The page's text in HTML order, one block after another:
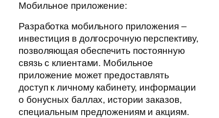
Мобильное приложение:
Разработка мобильного приложения –
инвестиция в долгосрочную перспективу,
позволяющая обеспечить постоянную
связь с клиентами. Мобильное
приложение может предоставлять
доступ к личному кабинету, информации
о бонусных баллах, истории заказов,
специальным предложениям и акциям.